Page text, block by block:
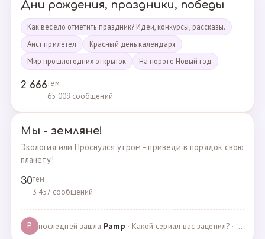
Дни рождения, праздники, победы
Как весело отметить праздник? Идеи, конкурсы, рассказы.
Аист прилетел
Красный день календаря
Мир прошлогодних открыток
На пороге Новый год
2 666тем
65 009 сообщений
Мы - земляне!
Экология или Проснулся утром - приведи в порядок свою
планету!
30тем
3 457 сообщений
P последней зашла Pamp · Какой сериал вас зацепил? · 07.05.2025